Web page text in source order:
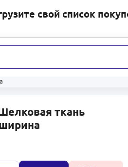
свой список
ткань